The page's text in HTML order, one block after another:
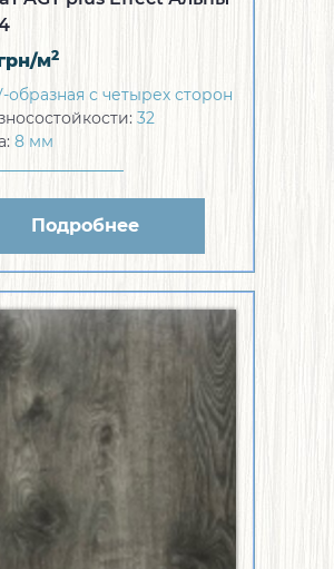
м2
образная с четырех сторон
32
8 мм
Подробнее